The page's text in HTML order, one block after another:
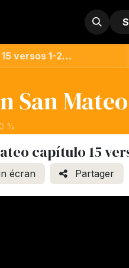
À propos
| LUMO | NIV
San Mateo
%
capítulo 15
écran Partager